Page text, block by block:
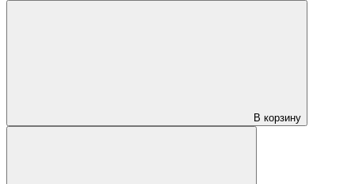
В корзину